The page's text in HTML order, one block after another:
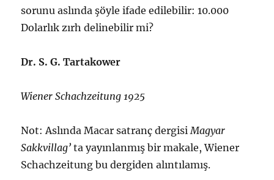
sorunu aslında şöyle ifade edilebilir: 10.000
Dolarlık zırh delinebilir mi?
Dr. S. G. Tartakower
Wiener Schachzeitung 1925
Not: Aslında Macar satranç dergisi Magyar
Sakkvillag’ta yayınlanmış bir makale, Wiener
Schachzeitung bu dergiden alıntılamış.